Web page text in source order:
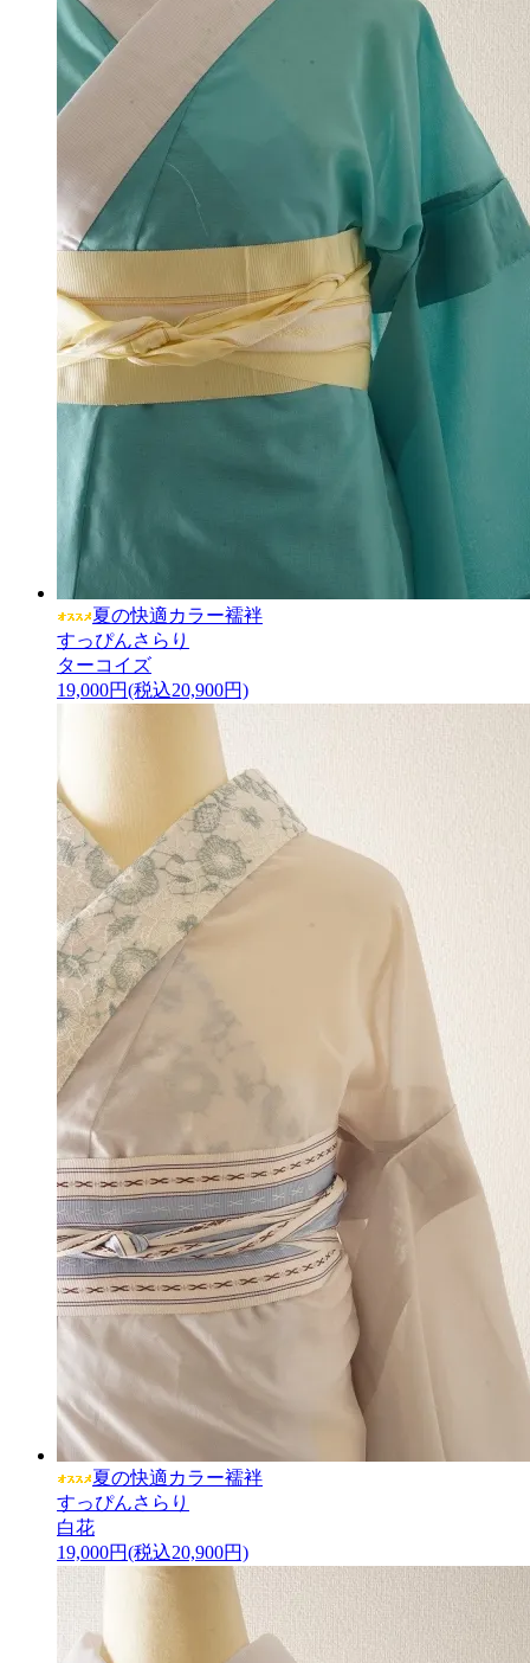
夏の快適カラー襦袢
すっぴんさらり
ターコイズ
19,000円(税込20,900円)
夏の快適カラー襦袢
すっぴんさらり
白花
19,000円(税込20,900円)